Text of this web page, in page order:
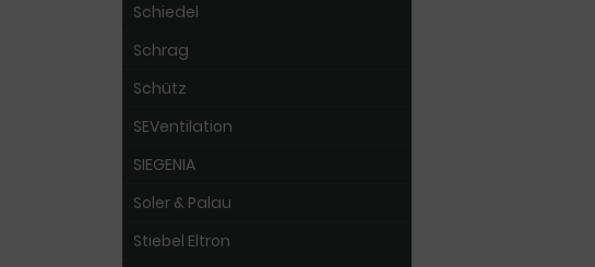
Schiedel
Schrag
Schütz
SEVentilation
SIEGENIA
Soler & Palau
Stiebel Eltron